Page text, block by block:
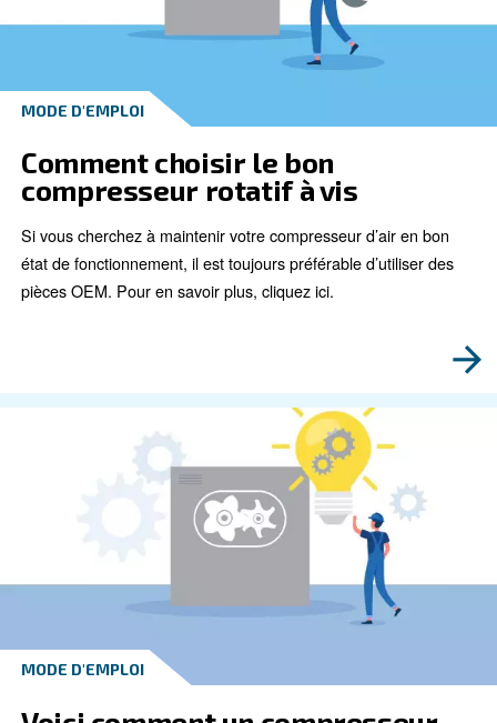
Avantages des types de
compresseurs rotatifs à vis
approfondit les différentes options de compresseurs
nous proposons.
MODE D'EMPLOI